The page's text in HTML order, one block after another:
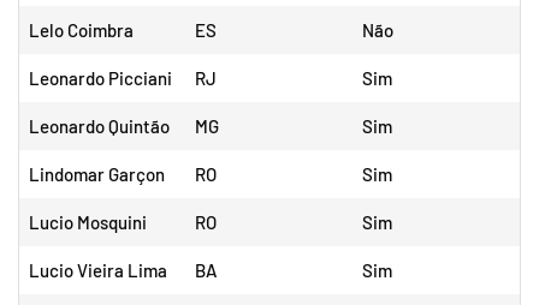
Lelo Coimbra ES Não
Leonardo Picciani RJ Sim
Leonardo Quintão MG Sim
Lindomar Garçon RO Sim
Lucio Mosquini RO Sim
Lucio Vieira Lima BA Sim